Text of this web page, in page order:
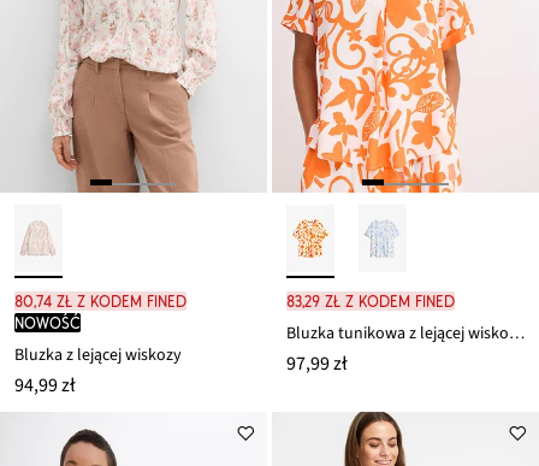
80,74 zł z kodem FINED
nowość
Bluzka z lejącej wiskozy
94,99 zł
83,29 zł z kodem FINED
Bluzka tunikowa z lejącej wiskozy z nadrukiem
97,99 zł